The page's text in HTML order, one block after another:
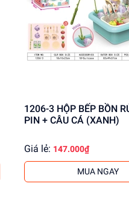
1206-3 HỘP BẾP BỒN RỬA CHÉN
PIN + CÂU CÁ (XANH)
Giá lẻ: 147.000₫
MUA NGAY